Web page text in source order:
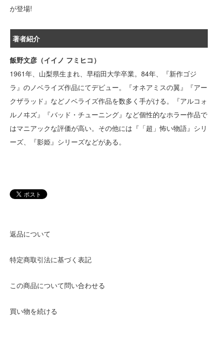
が登場!
著者紹介
飯野文彦（イイノ フミヒコ）
1961年、山梨県生まれ、早稲田大学卒業。84年、『新作ゴジ
ラ』のノベライズ作品にてデビュー。『オネアミスの翼』『アー
クザラッド』などノベライズ作品を数多く手がける。『アルコォ
ルノヰズ』『バッド・チューニング』など個性的なホラー作品で
はマニアックな評価が高い。その他には『「超」怖い物語』シリ
ーズ、『影姫』シリーズなどがある。
返品について
特定商取引法に基づく表記
この商品について問い合わせる
買い物を続ける